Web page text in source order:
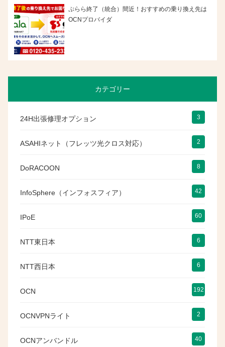
ぷらら終了（統合）間近！おすすめの乗り換え先は
OCNプロバイダ
カテゴリー
24H出張修理オプション 3
ASAHIネット（フレッツ光クロス対応） 2
DoRACOON 8
InfoSphere（インフォスフィア） 42
IPoE 60
NTT東日本 6
NTT西日本 6
OCN 192
OCNVPNライト 2
OCNアンバンドル 40